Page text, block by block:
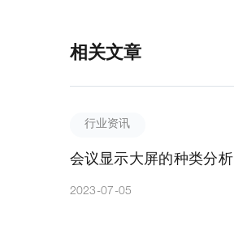
相关文章
行业资讯
会议显示大屏的种类分析
2023-07-05